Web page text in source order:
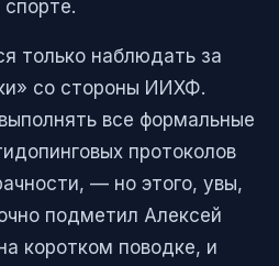
только наблюдать за
со стороны ИИХФ.
все формальные
протоколов
— но этого, увы,
подметил Алексей
коротком поводке, и